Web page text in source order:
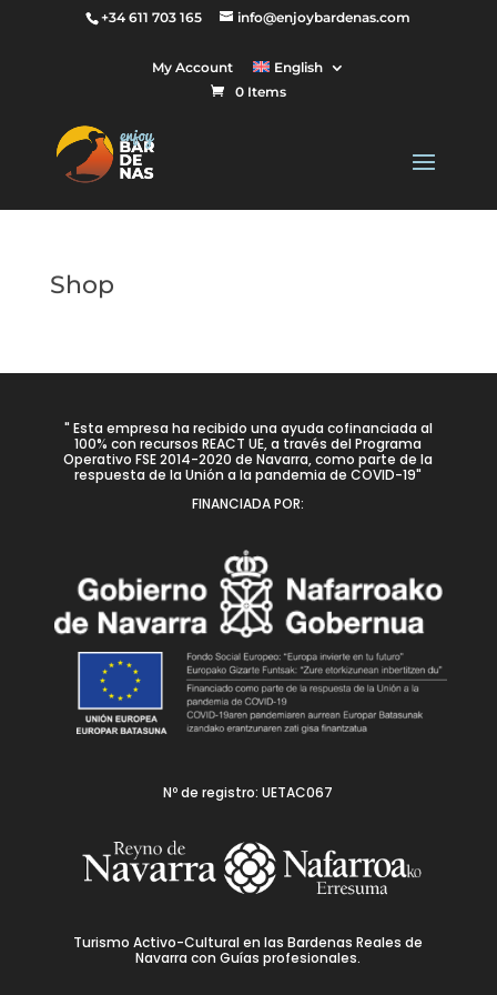
+34 611 703 165 info@enjoybardenas.com
My Account
English
0 Items
Shop
" Esta empresa ha recibido una ayuda cofinanciada al
100% con recursos REACT UE, a través del Programa
Operativo FSE 2014-2020 de Navarra, como parte de la
respuesta de la Unión a la pandemia de COVID-19"
FINANCIADA POR:
Nº de registro: UETAC067
Turismo Activo-Cultural en las Bardenas Reales de
Navarra con Guías profesionales.